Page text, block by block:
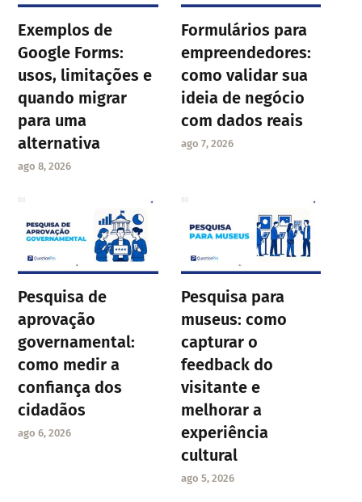
Exemplos de
Google Forms:
usos, limitações e
quando migrar
para uma
alternativa
ago 8, 2026
Formulários para
empreendedores:
como validar sua
ideia de negócio
com dados reais
ago 7, 2026
Pesquisa de
aprovação
governamental:
como medir a
confiança dos
cidadãos
ago 6, 2026
Pesquisa para
museus: como
capturar o
feedback do
visitante e
melhorar a
experiência
cultural
ago 5, 2026